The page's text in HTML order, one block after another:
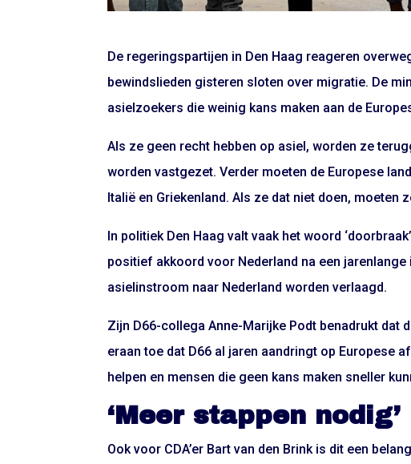
De regeringspartijen in Den Haag reageren
bewindslieden gisteren sloten over migratie. De
asielzoekers die weinig kans maken aan de
Als ze geen recht hebben op asiel, worden ze
worden vastgezet. Verder moeten de Europese
Italië en Griekenland. Als ze dat niet doen, moeten
In politiek Den Haag valt vaak het woord
positief akkoord voor Nederland na een
asielinstroom naar Nederland worden verlaagd.
Zijn D66-collega Anne-Marijke Podt benadrukt
eraan toe dat D66 al jaren aandringt op Europese
helpen en mensen die geen kans maken sneller
‘Meer stappen nodig’
Ook voor CDA’er Bart van den Brink is dit een